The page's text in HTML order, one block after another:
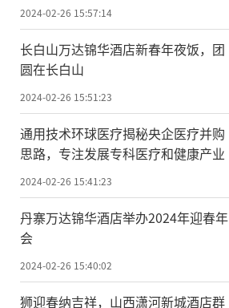
2024-02-26 15:57:14
长白山万达锦华酒店新春年夜饭，团
圆在长白山
2024-02-26 15:51:23
通用技术环球医疗揭秘央企医疗并购
思路，专注发展专科医疗和健康产业
2024-02-26 15:41:23
丹寨万达锦华酒店举办2024年迎春年
会
2024-02-26 15:40:02
狮迎春纳吉祥，山西潇河新城酒店群